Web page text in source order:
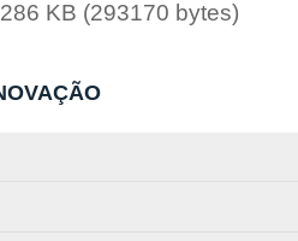
KB (293170 bytes)